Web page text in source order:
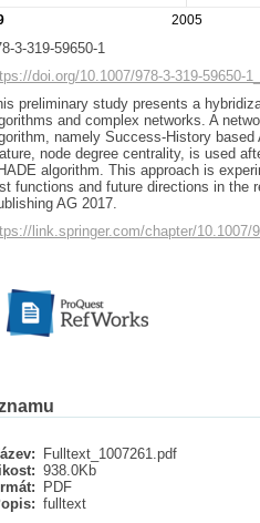
2005
3-319-59650-1
doi.org/10.1007/978-3-319-59650-
preliminary study presents a
and complex networks. A
namely Success-History
node degree centrality, is used
algorithm. This approach is
functions and future directions in the
AG 2017.
link.springer.com/chapter/10.1007/
Fulltext_1007261.pdf
938.0Kb
PDF
fulltext